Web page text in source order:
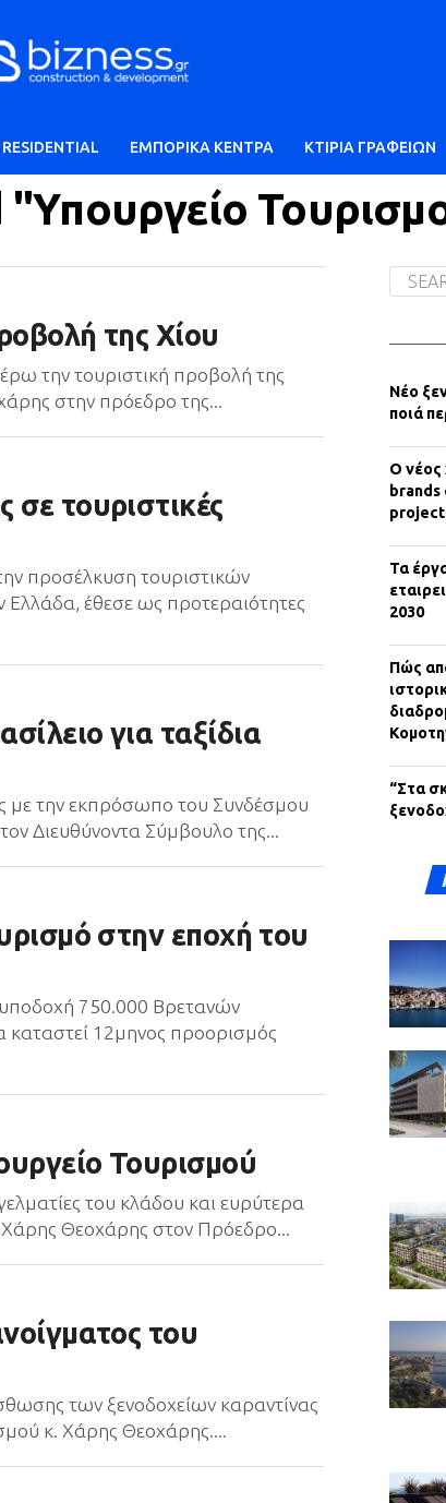
RESIDENTIAL ΕΜΠΟΡΙΚΑ ΚΕΝΤΡΑ ΚΤΙΡΙΑ ΓΡΑΦΕΙΩΝ
της Χίου
την τουριστική προβολή της
στην πρόεδρο της...
σε τουριστικές
προσέλκυση τουριστικών
έθεσε ως προτεραιότητες
για ταξίδια
με την εκπρόσωπο του Συνδέσμου
Διευθύνοντα Σύμβουλο της...
στην εποχή του
υποδοχή 750.000 Βρετανών
καταστεί 12μηνος προορισμός
Τουρισμού
του κλάδου και ευρύτερα
Θεοχάρης στον Πρόεδρο...
του
των ξενοδοχείων καραντίνας
κ. Χάρης Θεοχάρης....
Νέο
ποιά
Ο νέος
brands
Τα
2030
Πώς
“Στα